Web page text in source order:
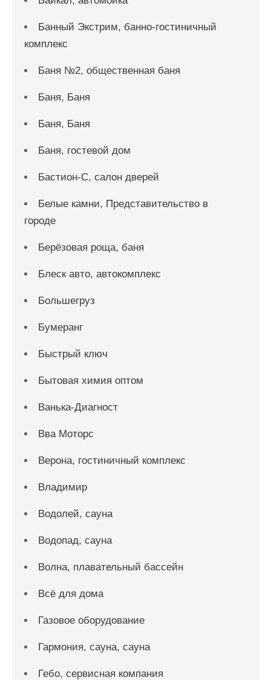
Банный Экстрим, банно-гостиничный
комплекс
Баня №2, общественная баня
Баня, Баня
Баня, Баня
Баня, гостевой дом
Бастион-С, салон дверей
Белые камни, Представительство в
городе
Берёзовая роща, баня
Блеск авто, автокомплекс
Большегруз
Бумеранг
Быстрый ключ
Бытовая химия оптом
Ванька-Диагност
Вва Моторс
Верона, гостиничный комплекс
Владимир
Водолей, сауна
Водопад, сауна
Волна, плавательный бассейн
Всё для дома
Газовое оборудование
Гармония, сауна, сауна
Гебо, сервисная компания